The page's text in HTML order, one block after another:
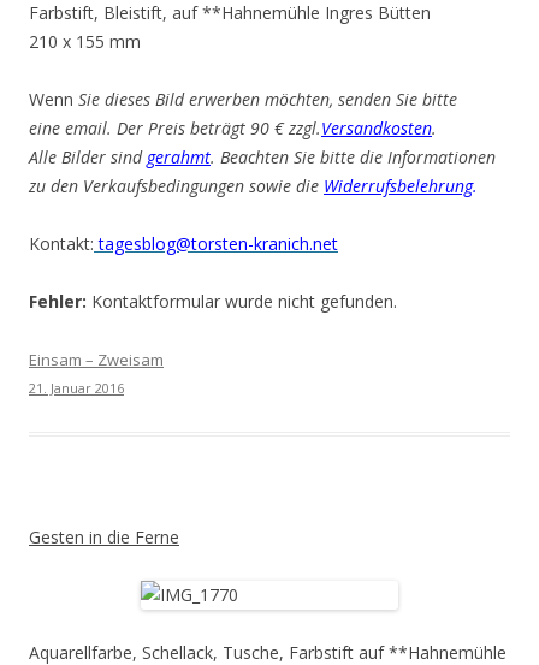
Farbstift, Bleistift, auf **Hahnemühle Ingres Bütten
210 x 155 mm
Wenn Sie dieses Bild erwerben möchten, senden Sie bitte
eine email. Der Preis beträgt 90 € zzgl.Versandkosten.
Alle Bilder sind gerahmt. Beachten Sie bitte die Informationen
zu den Verkaufsbedingungen sowie die Widerrufsbelehrung.
Kontakt: tagesblog@torsten-kranich.net
Fehler: Kontaktformular wurde nicht gefunden.
Einsam – Zweisam
21. Januar 2016
Gesten in die Ferne
Aquarellfarbe, Schellack, Tusche, Farbstift auf **Hahnemühle